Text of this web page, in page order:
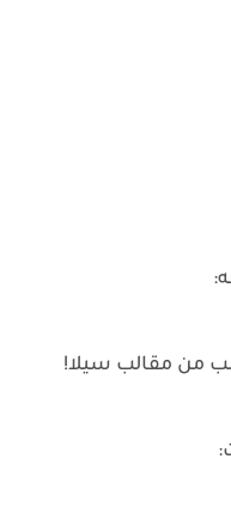
من مقالب سيلا!